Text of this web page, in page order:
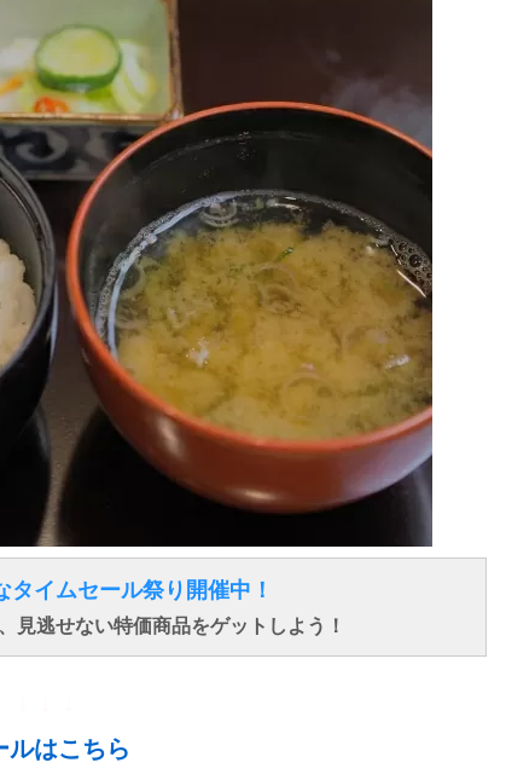
イムセール祭り開催中！
見逃せない特価商品をゲットしよう！
ルはこちら